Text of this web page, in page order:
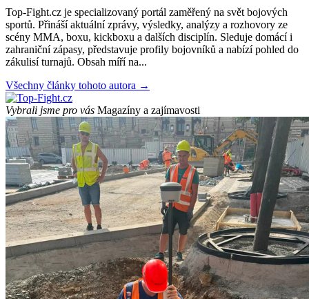
Top-Fight.cz je specializovaný portál zaměřený na svět bojových
sportů. Přináší aktuální zprávy, výsledky, analýzy a rozhovory ze
scény MMA, boxu, kickboxu a dalších disciplín. Sleduje domácí i
zahraniční zápasy, představuje profily bojovníků a nabízí pohled do
zákulisí turnajů. Obsah míří na...
Všechny články tohoto autora →
Vybrali jsme pro vás Magazíny a zajímavosti